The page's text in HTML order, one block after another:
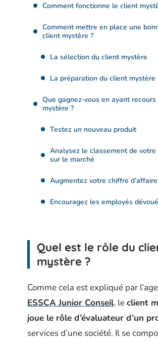
Comment fonctionne le client
Comment mettre en place une
client mystère ?
La sélection du client mystère
La préparation du client mystère
Que gagnez-vous en ayant
mystère ?
Testez un nouveau produit
Analysez le classement de
sur le marché
Augmentez votre chiffre
Encouragez les employés
Quel est le rôle du
mystère ?
Comme cela est expliqué par
ESSCA Junior Conseil, leclient
joue le rôle d’évaluateur d’un
services d’une société. Il se